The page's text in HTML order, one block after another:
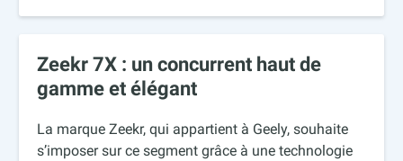
Zeekr 7X : un concurrent haut de
gamme et élégant
La marque Zeekr, qui appartient à Geely, souhaite
s’imposer sur ce segment grâce à une technologie